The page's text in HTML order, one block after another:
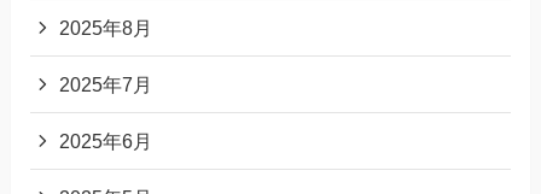
2025年8月
2025年7月
2025年6月